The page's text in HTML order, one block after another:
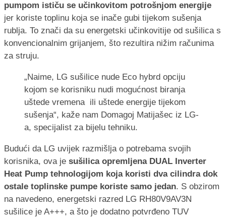
pumpom ističu se učinkovitom potrošnjom energije
jer koriste toplinu koja se inače gubi tijekom sušenja
rublja. To znači da su energetski učinkovitije od sušilica s
konvencionalnim grijanjem, što rezultira nižim računima
za struju.
„Naime, LG sušilice nude Eco hybrd opciju
kojom se korisniku nudi mogućnost biranja
uštede vremena ili uštede energije tijekom
sušenja“, kaže nam Domagoj Matijašec iz LG-
a, specijalist za bijelu tehniku.
Budući da LG uvijek razmišlja o potrebama svojih
korisnika, ova je sušilica opremljena DUAL Inverter
Heat Pump tehnologijom koja koristi dva cilindra dok
ostale toplinske pumpe koriste samo jedan. S obzirom
na navedeno, energetski razred LG RH80V9AV3N
sušilice je A+++, a što je dodatno potvrđeno TUV